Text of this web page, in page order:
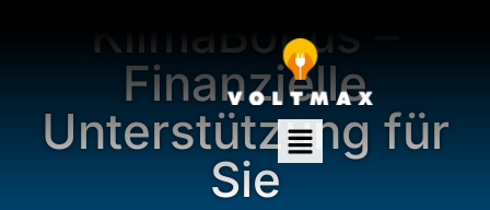
KlimaBonus –
Finanzielle
Unterstützung für
Sie